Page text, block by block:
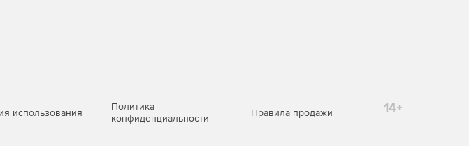
использования
Политика
конфиденциальности
Правила продажи 14+